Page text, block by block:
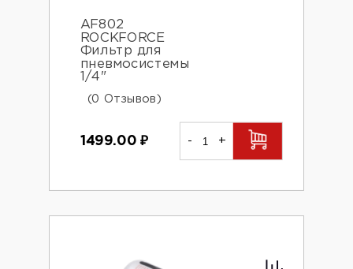
AF802
ROCKFORCE
Фильтр для
пневмосистемы
1/4"
(0 Отзывов)
1499.00₽ - +